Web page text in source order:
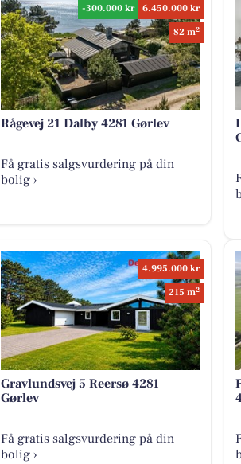
-300.000 kr
6.450.000 kr
82 m2
Rågevej 21 Dalby 4281 Gørlev
Få gratis salgsvurdering på din
bolig ›
4.995.000 kr
215 m2
Gravlundsvej 5 Reersø 4281
Gørlev
Få gratis salgsvurdering på din
bolig ›